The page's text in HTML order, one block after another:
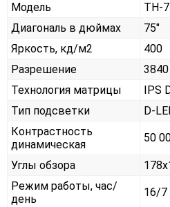
Модель
TH-
Диагональ в дюймах
75"
Яркость, кд/м2
400
Разрешение
Технология матрицы
IPS
Тип подсветки
D-
Контрастность
динамическая
50
Углы обзора
Режим работы, час/
день
16/7